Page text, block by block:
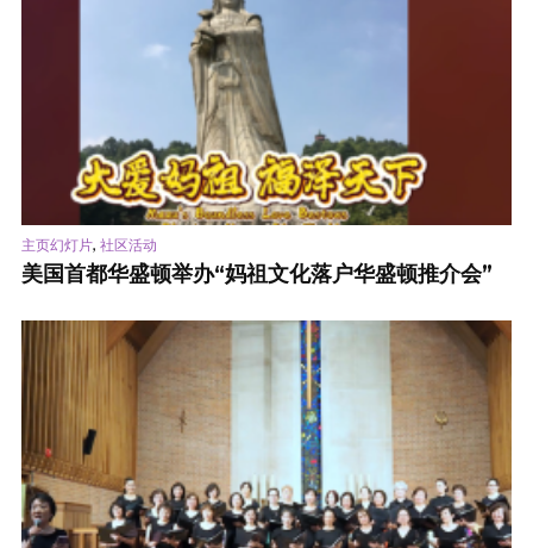
主页幻灯片, 社区活动
美国首都华盛顿举办“妈祖文化落户华盛顿推介会”